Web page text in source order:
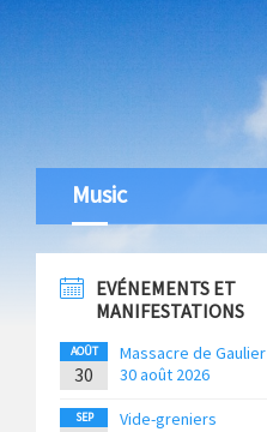
Music
EVÉNEMENTS ET
MANIFESTATIONS
AOÛT
30
Massacre de
30 août 2026
SEP Vide-greniers